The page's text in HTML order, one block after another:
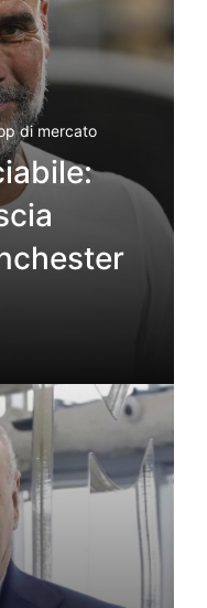
di mercato